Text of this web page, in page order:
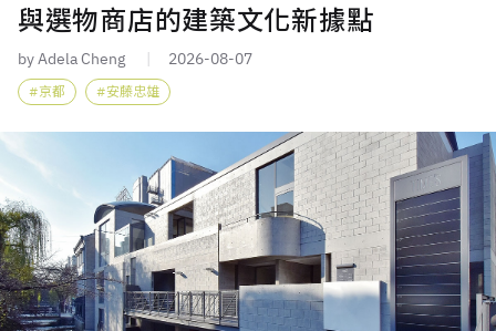
與選物商店的建築文化新據點
by Adela Cheng 2026-08-07
京都 安藤忠雄